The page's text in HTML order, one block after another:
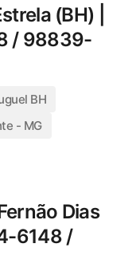
(BH) |
/ 98839-
BH
- MG
Dias
6148 /